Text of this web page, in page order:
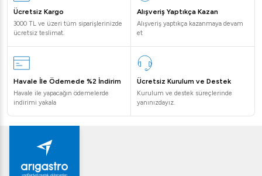
Toplam ağırlık 5.3 kg olup, saplı yapısı sayesinde kolay
taşınabilir.
Öztiryakiler Pres Baskılı Tepsi, kapaklı ve saplı tasarımı
sayesinde endüstriyel mutfaklarda en iyi yardımcınız
olacak. Sağladığı konfor ve pratiklik ile daha verimli bir
mutfak deneyimi için hemen sahip olun!
Ücretsiz Kargo
3000 TL ve üzeri tüm siparişlerinizde
ücretsiz teslimat.
Alışveriş Yaptıkça Kazan
Alışveriş yaptıkça kazanmaya devam
et
Havale İle Ödemede %2 İndirim
Havale ile yapacağın ödemelerde
indirimi yakala
Ücretsiz Kurulum ve Destek
Kurulum ve destek süreçlerinde
yanınızdayız.